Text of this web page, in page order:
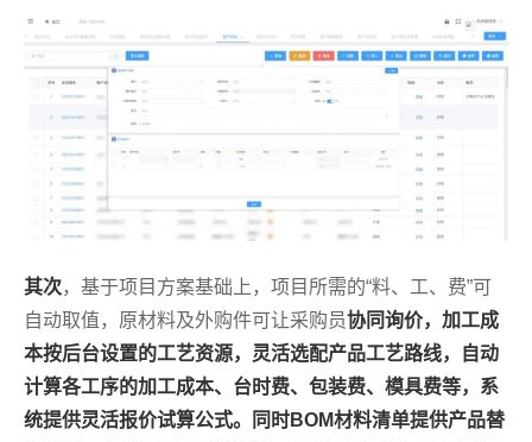
其次，基于项目方案基础上，项目所需的“料、工、费”可
自动取值，原材料及外购件可让采购员协同询价，加工成
本按后台设置的工艺资源，灵活选配产品工艺路线，自动
计算各工序的加工成本、台时费、包装费、模具费等，系
统提供灵活报价试算公式。同时BOM材料清单提供产品替